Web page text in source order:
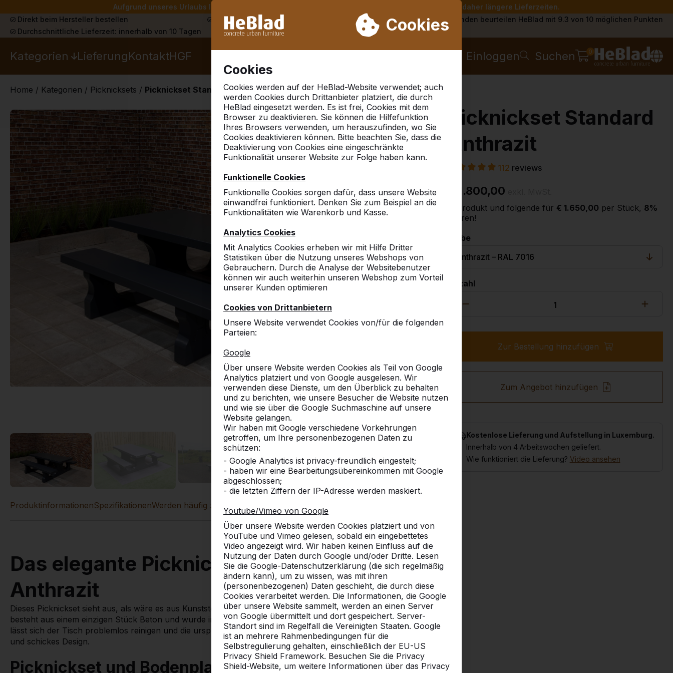
Aufgrund unseres Urlaubs liefern wir von Woche 31 bis Woche 33 nicht. Bitte berücksichtigen Sie daher längere Lieferzeiten.
Cookies
Cookies
Cookies werden auf der HeBlad-Website verwendet; auch
werden Cookies durch Drittanbieter platziert, die durch
HeBlad eingesetzt werden. Es ist frei, Cookies mit dem
Browser zu deaktivieren. Sie können die Hilfefunktion
Ihres Browsers verwenden, um herauszufinden, wo Sie
Cookies deaktivieren können. Bitte beachten Sie, dass die
Deaktivierung von Cookies eine eingeschränkte
Funktionalität unserer Website zur Folge haben kann.
Funktionelle Cookies
Funktionelle Cookies sorgen dafür, dass unsere Website
einwandfrei funktioniert. Denken Sie zum Beispiel an die
Funktionalitäten wie Warenkorb und Kasse.
Analytics Cookies
Mit Analytics Cookies erheben wir mit Hilfe Dritter
Statistiken über die Nutzung unseres Webshops von
Gebrauchern. Durch die Analyse der Websitebenutzer
können wir auch weiterhin unseren Webshop zum Vorteil
unserer Kunden optimieren
Cookies von Drittanbietern
Unsere Website verwendet Cookies von/für die folgenden
Parteien:
Google
Über unsere Website werden Cookies als Teil von Google
Analytics platziert und von Google ausgelesen. Wir
verwenden diese Dienste, um den Überblick zu behalten
und zu berichten, wie unsere Besucher die Website nutzen
und wie sie über die Google Suchmaschine auf unsere
Website gelangen.
Wir haben mit Google verschiedene Vorkehrungen
getroffen, um Ihre personenbezogenen Daten zu
schützen:
- Google Analytics ist privacy-freundlich eingestelt;
- haben wir eine Bearbeitungsübereinkommen mit Google
abgeschlossen;
- die letzten Ziffern der IP-Adresse werden maskiert.
Youtube/Vimeo von Google
Über unsere Website werden Cookies platziert und von
YouTube und Vimeo gelesen, sobald ein eingebettetes
Video angezeigt wird. Wir haben keinen Einfluss auf die
Nutzung der Daten durch Google und/oder Dritte. Lesen
Sie die Google-Datenschutzerklärung (die sich regelmäßig
ändern kann), um zu wissen, was mit ihren
(personenbezogenen) Daten geschieht, die durch diese
Cookies verarbeitet werden. Die Informationen, die Google
über unsere Website sammelt, werden an einen Server
von Google übermittelt und dort gespeichert. Server-
Standort sind im Regelfall die Vereinigten Staaten. Google
ist an mehrere Rahmenbedingungen für die
Selbstregulierung gehalten, einschließlich der EU-US
Privacy Shield Framework. Besuchen Sie die Privacy
Shield-Website, um weitere Informationen über das Privacy
Direkt beim Hersteller bestellen Schon mehr als 30.000 Produkten verkauft
Kunden beurteilen HeBlad mit 9.3 von 10 möglichen Punkten
Durchschnittliche Lieferzeit: innerhalb von 10 Tagen
Kategorien LieferungKontaktHGF Einloggen Suchen 0
Home / Kategorien / Picknicksets / Picknickset Standard Anthrazit
Picknickset Standard
Anthrazit
112 reviews
€ 1.800,00
2. Produkt und folgende für € 1.650,00 per Stück, 8%
sparen!
Farbe
Anzahl
Zur Bestellung hinzufügen
Zum Angebot hinzufügen
Kostenlose Lieferung und Aufstellung in Luxemburg.
Innerhalb von 4 Arbeitswochen geliefert.
Wie funktioniert die Lieferung? Video ansehen
ProduktinformationenSpezifikationenWerden häufig zusammen gekauft Vergleichbare Produkte
Das elegante Picknickset Standard
Anthrazit
Dieses Picknickset sieht aus, als wäre es aus Kunststoff, aber das ist ganz und gar nicht der Fall. Das Set
besteht aus einem einzigen Stück Beton und wurde im Spritzverfahren anthrazitfarben lackiert. Dadurch
lässt sich der Tisch problemlos reinigen und die ursprüngliche Betonoptik verwandelt sich in ein schlichtes
und schickes Design.
Picknickset und Bodenplatte